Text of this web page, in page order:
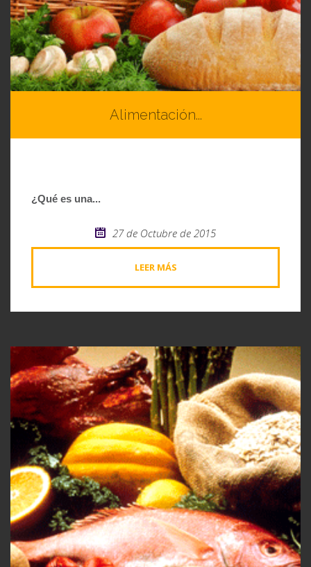
Alimentación...
¿Qué es una...
27 de Octubre de 2015
LEER MÁS